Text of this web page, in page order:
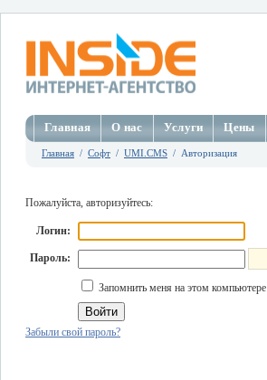
Главная О нас Услуги Цены
Главная / Софт / UMI.CMS / Авторизация
Пожалуйста, авторизуйтесь:
Логин:
Пароль:
Запомнить меня на этом компьютере
Забыли свой пароль?